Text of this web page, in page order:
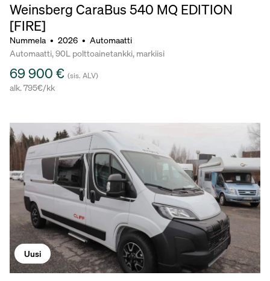
Weinsberg CaraBus 540 MQ EDITION
[FIRE]
Nummela • 2026 • Automaatti
Automaatti, 90L polttoainetankki, markiisi
69 900 € (sis. ALV)
alk. 795€/kk
Uusi